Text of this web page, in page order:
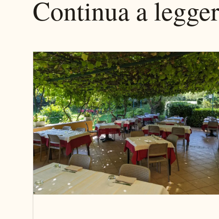
Continua a